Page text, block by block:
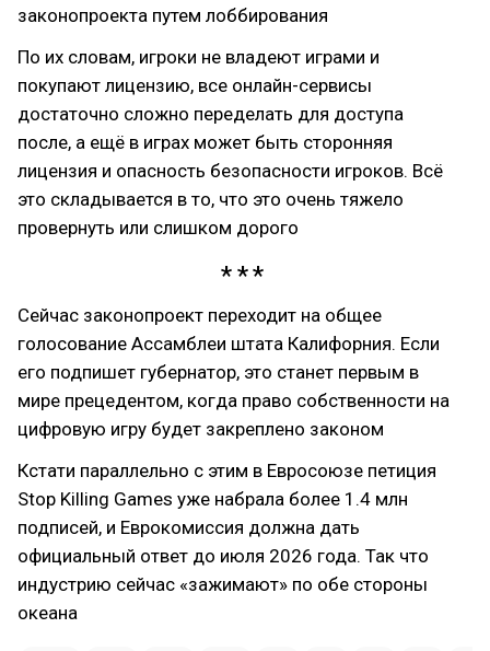
законопроекта путем лоббирования
По их словам, игроки не владеют играми и
покупают лицензию, все онлайн-сервисы
достаточно сложно переделать для доступа
после, а ещё в играх может быть сторонняя
лицензия и опасность безопасности игроков. Всё
это складывается в то, что это очень тяжело
провернуть или слишком дорого
Сейчас законопроект переходит на общее
голосование Ассамблеи штата Калифорния. Если
его подпишет губернатор, это станет первым в
мире прецедентом, когда право собственности на
цифровую игру будет закреплено законом
Кстати параллельно с этим в Евросоюзе петиция
Stop Killing Games уже набрала более 1.4 млн
подписей, и Еврокомиссия должна дать
официальный ответ до июля 2026 года. Так что
индустрию сейчас «зажимают» по обе стороны
океана